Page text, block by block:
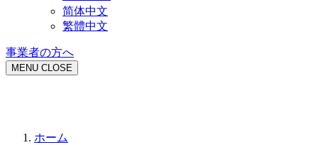
简体中文
繁體中文
事業者の方へ
MENU CLOSE
ホーム